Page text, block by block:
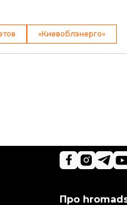
«Киевоблэнерго»
Про